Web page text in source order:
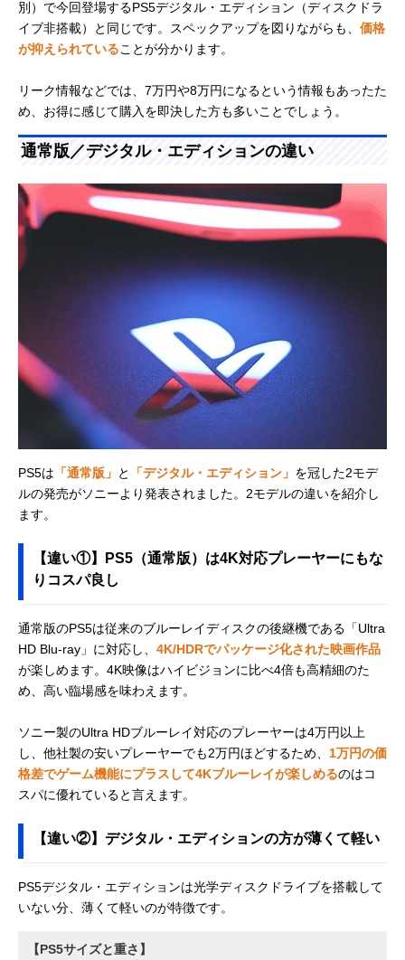
別）で今回登場するPS5デジタル・エディション（ディスクドラ
イブ非搭載）と同じです。スペックアップを図りながらも、 価格
が抑えられていることが分かります。
リーク情報などでは、7万円や8万円になるという情報もあったた
め、お得に感じて購入を即決した方も多いことでしょう。
通常版／デジタル・エディションの違い
PS5は 「通常版」 と 「デジタル・エディション」 を冠した2モデ
ルの発売がソニーより発表されました。2モデルの違いを紹介し
ます。
【違い①】PS5（通常版）は4K対応プレーヤーにもな
りコスパ良し
通常版のPS5は従来のブルーレイディスクの後継機である「Ultra
HD Blu-ray」に対応し、 4K/HDRでパッケージ化された映画作品
が楽しめます。4K映像はハイビジョンに比べ4倍も高精細のた
め、高い臨場感を味わえます。
ソニー製のUltra HDブルーレイ対応のプレーヤーは4万円以上
し、他社製の安いプレーヤーでも2万円ほどするため、 1万円の価
格差でゲーム機能にプラスして4Kブルーレイが楽しめるのはコ
スパに優れていると言えます。
【違い②】デジタル・エディションの方が薄くて軽い
PS5デジタル・エディションは光学ディスクドライブを搭載して
いない分、薄くて軽いのが特徴です。
【PS5サイズと重さ】